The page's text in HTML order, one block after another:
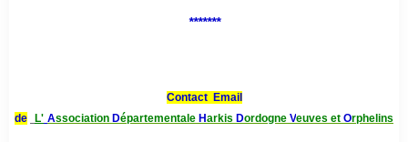
*******
Contact Email
de
L' Association Départementale Harkis Dordogne Veuves et Orphelins